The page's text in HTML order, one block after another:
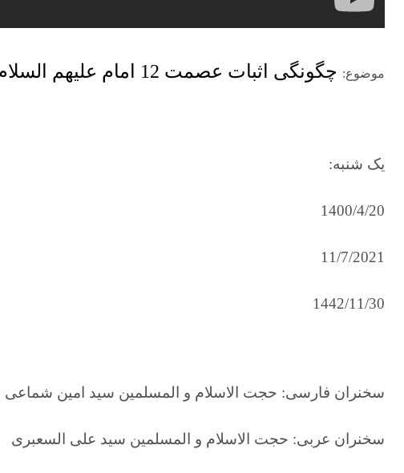
موضوع: چگونگی اثبات عصمت 12 امام علیهم السلام
یک شنبه:
1400/4/20
11/7/2021
1442/11/30
سخنران فارسی: حجت الاسلام و المسلمین سید امین شماعی
سخنران عربی: حجت الاسلام و المسلمین سید علی السعبری